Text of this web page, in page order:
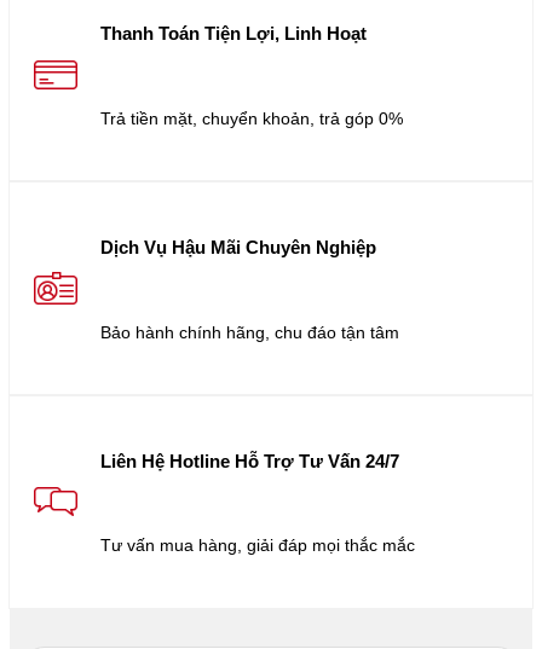
Thanh Toán Tiện Lợi, Linh Hoạt
Trả tiền mặt, chuyển khoản, trả góp 0%
Dịch Vụ Hậu Mãi Chuyên Nghiệp
Bảo hành chính hãng, chu đáo tận tâm
Liên Hệ Hotline Hỗ Trợ Tư Vấn 24/7
Tư vấn mua hàng, giải đáp mọi thắc mắc